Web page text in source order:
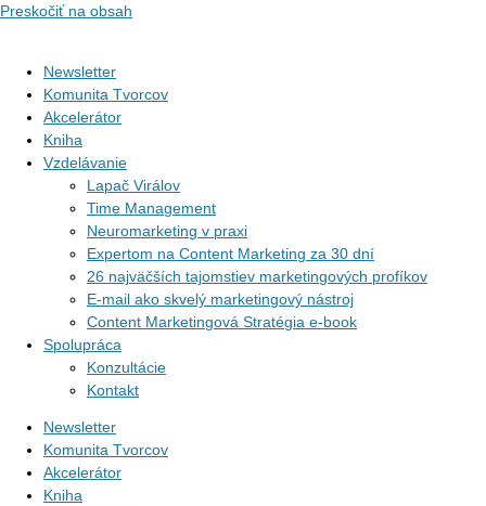
Preskočiť na obsah
Newsletter
Komunita Tvorcov
Akcelerátor
Kniha
Vzdelávanie
Lapač Virálov
Time Management
Neuromarketing v praxi
Expertom na Content Marketing za 30 dní
26 najväčších tajomstiev marketingových profíkov
E-mail ako skvelý marketingový nástroj
Content Marketingová Stratégia e-book
Spolupráca
Konzultácie
Kontakt
Newsletter
Komunita Tvorcov
Akcelerátor
Kniha